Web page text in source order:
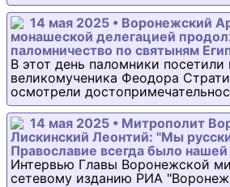
14 мая 2025 • Воронежский
монашеской делегацией
паломничество по святыням
В этот день паломники
великомученика Феодора
осмотрели
14 мая 2025 • Митрополит
Лискинский Леонтий: "Мы
Православие всегда было
Интервью Главы Воронежской
сетевому изданию РИА